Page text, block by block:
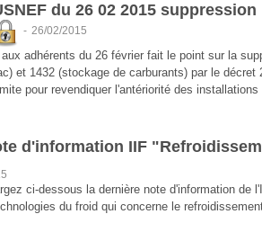
du 26 02 2015
- 26/02/2015
adhérents du 26 février fait le point sur la
et 1432 (stockage de carburants) par le décret
pour revendiquer l'antériorité des
d'information IIF
ci-dessous la dernière note d'information de
du froid qui concerne le